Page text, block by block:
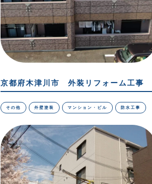
京都府木津川市 外装リフォーム工事
その他 外壁塗装 マンション・ビル 防水工事